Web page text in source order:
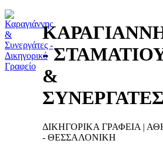
-
&
ΣΥΝΕΡΓΑΤΕΣ
ΔΙΚΗΓΟΡΙΚΑ ΓΡΑΦΕΙΑ |
- ΘΕΣΣΑΛΟΝΙΚΗ